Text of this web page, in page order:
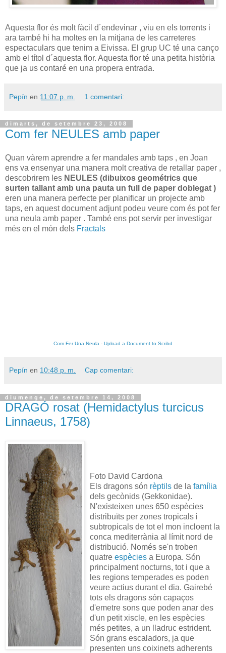
Aquesta flor és molt fàcil d´endevinar , viu en els torrents i
ara també hi ha moltes en la mitjana de les carreteres
espectaculars que tenim a Eivissa. El grup UC té una canço
amb el títol d´aquesta flor. Aquesta flor té una petita història
que ja us contaré en una propera entrada.
Pepín en 11:07 p. m. 1 comentari:
dimarts, de setembre 23, 2008
Com fer NEULES amb paper
Quan vàrem aprendre a fer mandales amb taps , en Joan
ens va ensenyar una manera molt creativa de retallar paper ,
descobrirem les NEULES (dibuixos geométrics que
surten tallant amb una pauta un full de paper doblegat )
eren una manera perfecte per planificar un projecte amb
taps, en aquest document adjunt podeu veure com és pot fer
una neula amb paper . També ens pot servir per investigar
més en el món dels Fractals
Com Fer Una Neula - Upload a Document to Scribd
Pepín en 10:48 p. m. Cap comentari:
diumenge, de setembre 14, 2008
DRAGÓ rosat (Hemidactylus turcicus
Linnaeus, 1758)
Foto David Cardona
Els dragons són rèptils de la família
dels gecònids (Gekkonidae).
N'existeixen unes 650 espècies
distribuïts per zones tropicals i
subtropicals de tot el mon incloent la
conca mediterrània al límit nord de
distribució. Només se'n troben
quatre espècies a Europa. Són
principalment nocturns, tot i que a
les regions temperades es poden
veure actius durant el dia. Gairebé
tots els dragons són capaços
d'emetre sons que poden anar des
d'un petit xiscle, en les espècies
més petites, a un lladruc estrident.
Són grans escaladors, ja que
presenten uns coixinets adherents